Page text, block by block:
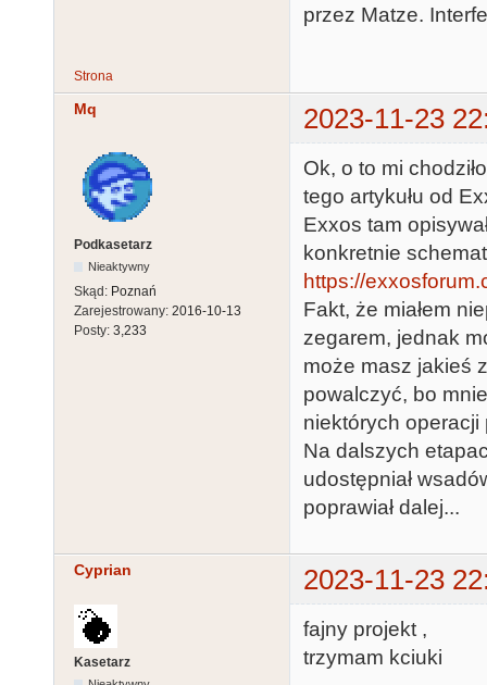
przez Matze.
Strona
Mq 2023-11-23
Podkasetarz
Nieaktywny
Skąd: Poznań
Zarejestrowany: 2016-10-13
Posty: 3,233
Ok, o to mi
tego artykułu od
Exxos tam
konkretnie
https://
Fakt, że miałem
zegarem, jednak
może masz jakieś
powalczyć, bo
niektórych operacji
Na dalszych
udostępniał
poprawiał dalej...
Cyprian 2023-11-23
Kasetarz
fajny projekt ,
trzymam kciuki